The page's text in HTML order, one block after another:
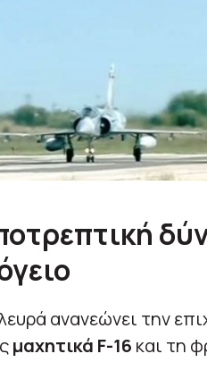
ανανεώνει την
μαχητικά F-16 και τη